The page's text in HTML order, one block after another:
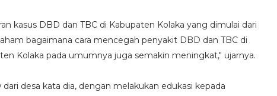
kasus DBD dan TBC di Kabupaten Kolaka yang dimulai dari
bagaimana cara mencegah penyakit DBD dan TBC di
Kolaka pada umumnya juga semakin meningkat," ujarnya.
desa kata dia, dengan melakukan edukasi kepada